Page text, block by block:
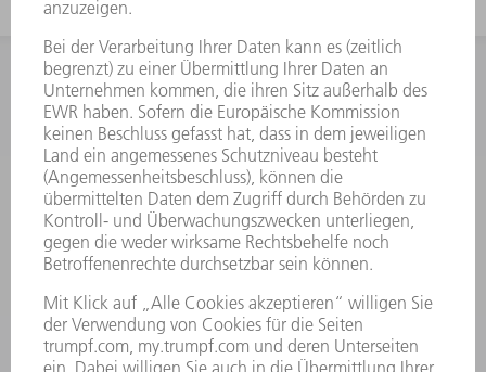
INFORMATION
Häufig gestellte Fragen
Allgemeine Geschäftsbedingungen
KONTAKT
Kundenbetreuung TRUMPF Werkzeugmaschinen
+49 7156 303 33222
Mo - Fr: 07:30 - 17:30 Uhr
Erweiterte Rufbereitschaft per Service App Mo - Fr:
06:30 - 20.00 Uhr Sa: 07:00 - 12:00 Uhr
Kundenbetreuung@trumpf.com
KONTAKT